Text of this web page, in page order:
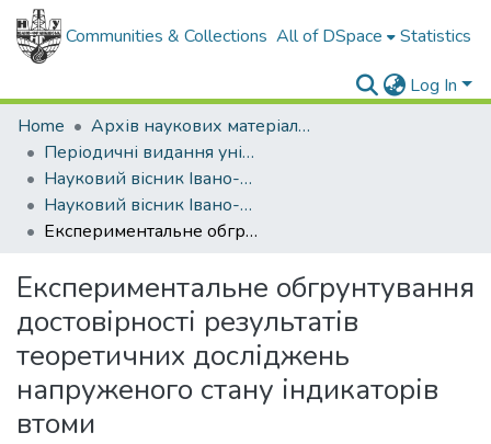
Communities & Collections All of DSpace Statistics
Log In
Home
Архів наукових матеріалів
Періодичні видання університету
Науковий вісник Івано-Франківського національного технічного університету нафти і газу
Науковий вісник Івано-Франківського національного технічного університету нафти і газу - 2010 - №2
Експериментальне обгрунтування достовірності результатів теоретичних досліджень напруженого стану індикаторів втоми
Експериментальне обгрунтування
достовірності результатів
теоретичних досліджень
напруженого стану індикаторів
втоми